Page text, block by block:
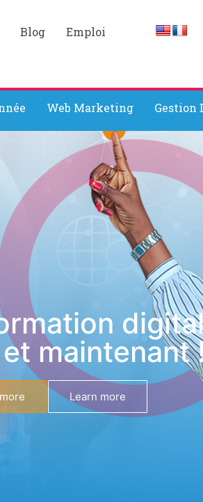
Blog Emploi
Web Marketing Gestion
maintenant
Learn more